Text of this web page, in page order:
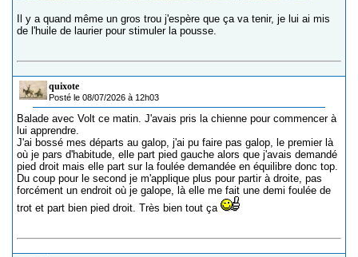
Il y a quand même un gros trou j'espère que ça va tenir, je lui ai mis
de l'huile de laurier pour stimuler la pousse.
quixote
Posté le 08/07/2026 à 12h03
Balade avec Volt ce matin. J'avais pris la chienne pour commencer à
lui apprendre.
J'ai bossé mes départs au galop, j'ai pu faire pas galop, le premier là
où je pars d'habitude, elle part pied gauche alors que j'avais demandé
pied droit mais elle part sur la foulée demandée en équilibre donc top.
Du coup pour le second je m'applique plus pour partir à droite, pas
forcément un endroit où je galope, là elle me fait une demi foulée de
trot et part bien pied droit. Très bien tout ça